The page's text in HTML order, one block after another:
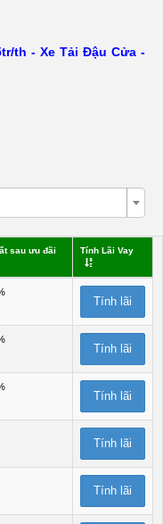
th - Xe Tải Đậu Cửa -
sau ưu đãi Tính Lãi Vay
Tính lãi
Tính lãi
Tính lãi
Tính lãi
Tính lãi